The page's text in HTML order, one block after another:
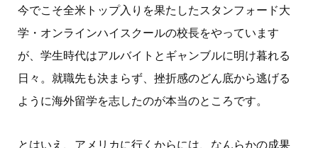
今でこそ全米トップ入りを果たしたスタンフォード大
学・オンラインハイスクールの校長をやっています
が、学生時代はアルバイトとギャンブルに明け暮れる
日々。就職先も決まらず、挫折感のどん底から逃げる
ように海外留学を志したのが本当のところです。
とはいえ、アメリカに行くからには、なんらかの成果